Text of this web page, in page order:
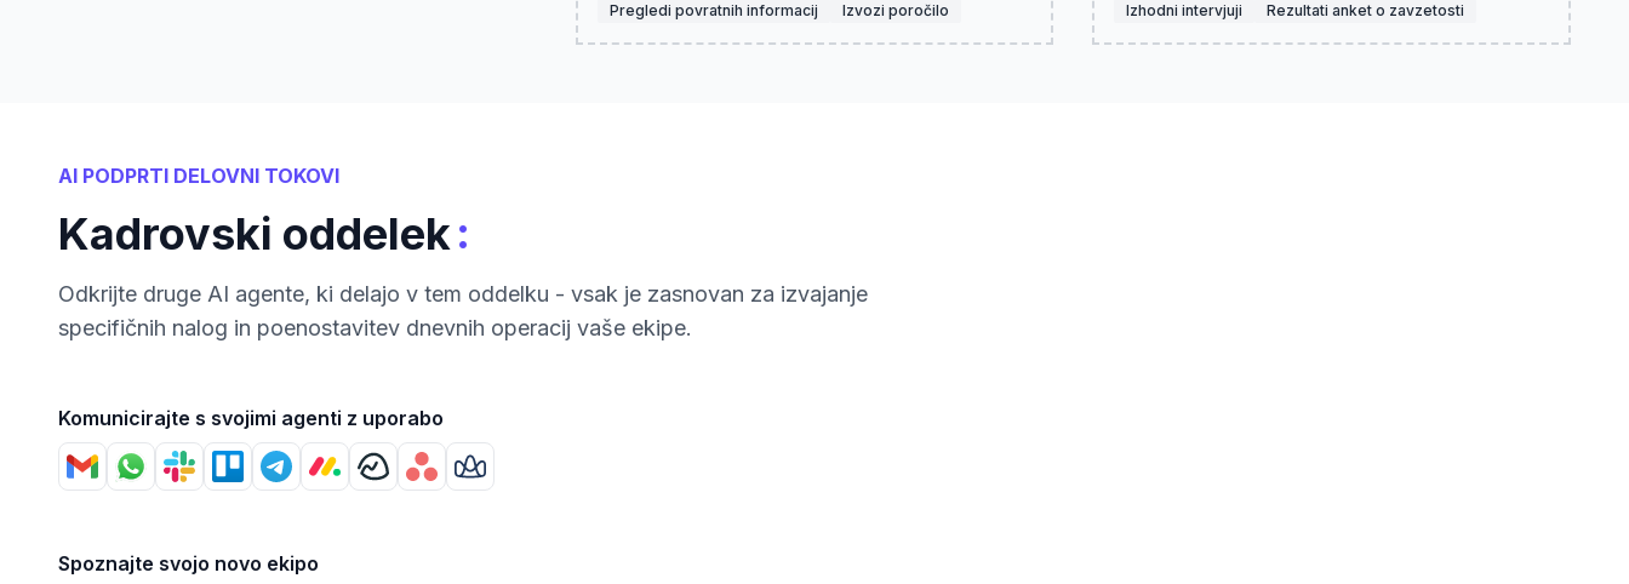
Pregledi povratnih informacij
Izvozi poročilo
Izhodni intervjuji
Rezultati anket o zavzetosti
AI PODPRTI DELOVNI TOKOVI
Kadrovski oddelek:
Odkrijte druge AI agente, ki delajo v tem oddelku - vsak je zasnovan za izvajanje
specifičnih nalog in poenostavitev dnevnih operacij vaše ekipe.
Komunicirajte s svojimi agenti z uporabo
Spoznajte svojo novo ekipo